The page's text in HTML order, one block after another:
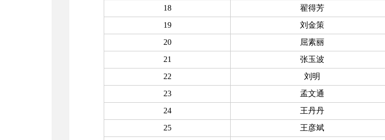
18
翟得芳
19
刘金策
20
屈素丽
21
张玉波
22
刘明
23
孟文通
24
王丹丹
25
王彦斌